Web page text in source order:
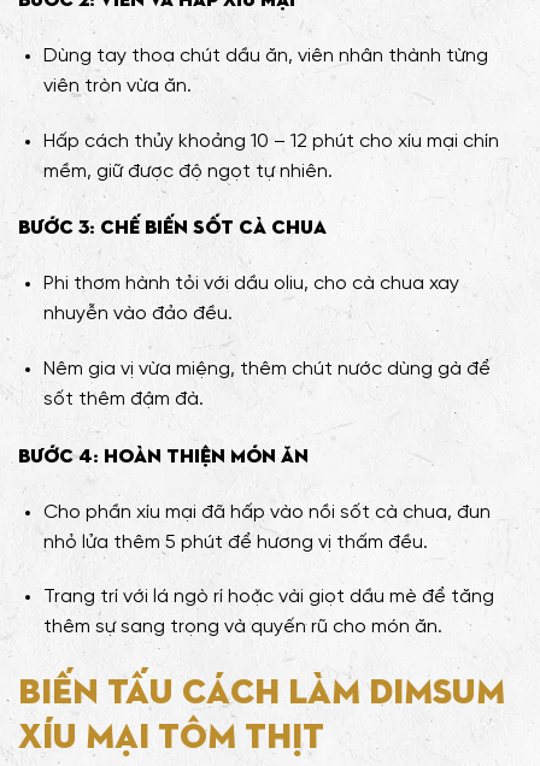
Dùng tay thoa chút dầu ăn, viên nhân thành từng
viên tròn vừa ăn.
Hấp cách thủy khoảng 10 – 12 phút cho xíu mại chín
mềm, giữ được độ ngọt tự nhiên.
Bước 3: Chế biến sốt cà chua
Phi thơm hành tỏi với dầu oliu, cho cà chua xay
nhuyễn vào đảo đều.
Nêm gia vị vừa miệng, thêm chút nước dùng gà để
sốt thêm đậm đà.
Bước 4: Hoàn thiện món ăn
Cho phần xíu mại đã hấp vào nồi sốt cà chua, đun
nhỏ lửa thêm 5 phút để hương vị thấm đều.
Trang trí với lá ngò rí hoặc vài giọt dầu mè để tăng
thêm sự sang trọng và quyến rũ cho món ăn.
Biến tấu cách làm Dimsum
Xíu Mại Tôm Thịt